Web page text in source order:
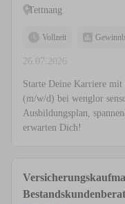
Tettnang
Vollzeit
26.07.2026
Starte Deine Karriere
(m/w/d) bei wenglor
Ausbildungsplan,
erwarten Dich!